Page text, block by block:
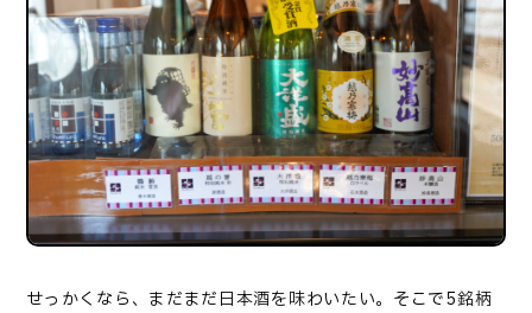
せっかくなら、まだまだ日本酒を味わいたい。そこで5銘柄